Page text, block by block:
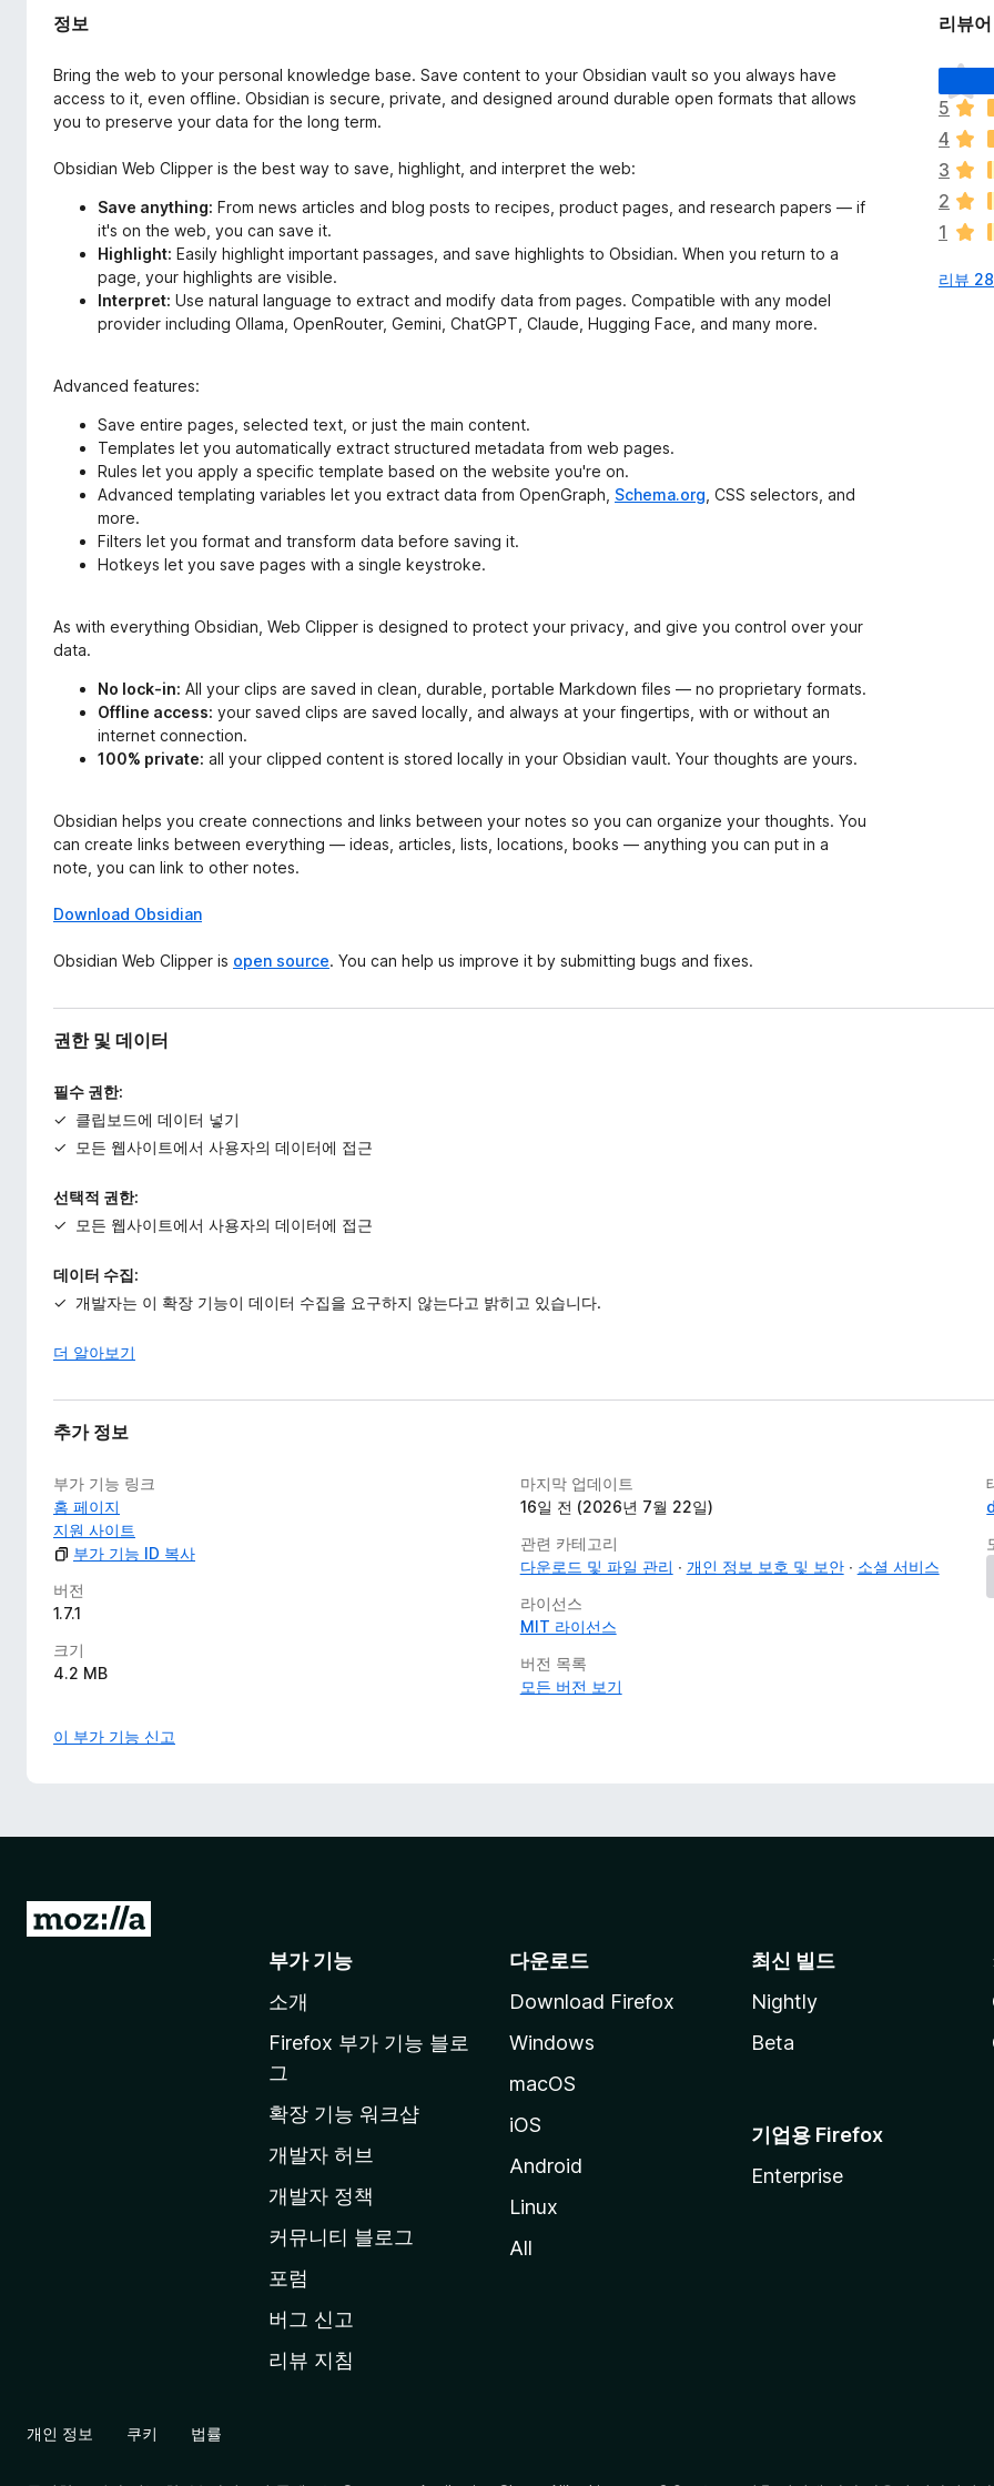
정보
Bring the web to your personal knowledge base. Save content to your Obsidian vault so you always have
access to it, even offline. Obsidian is secure, private, and designed around durable open formats that allows
you to preserve your data for the long term.
Obsidian Web Clipper is the best way to save, highlight, and interpret the web:
Save anything: From news articles and blog posts to recipes, product pages, and research papers — if
it's on the web, you can save it.
Highlight: Easily highlight important passages, and save highlights to Obsidian. When you return to a
page, your highlights are visible.
Interpret: Use natural language to extract and modify data from pages. Compatible with any model
provider including Ollama, OpenRouter, Gemini, ChatGPT, Claude, Hugging Face, and many more.
Advanced features:
Save entire pages, selected text, or just the main content.
Templates let you automatically extract structured metadata from web pages.
Rules let you apply a specific template based on the website you're on.
Advanced templating variables let you extract data from OpenGraph, Schema.org , CSS selectors, and
more.
Filters let you format and transform data before saving it.
Hotkeys let you save pages with a single keystroke.
As with everything Obsidian, Web Clipper is designed to protect your privacy, and give you control over your
data.
No lock-in: All your clips are saved in clean, durable, portable Markdown files — no proprietary formats.
Offline access: your saved clips are saved locally, and always at your fingertips, with or without an
internet connection.
100% private: all your clipped content is stored locally in your Obsidian vault. Your thoughts are yours.
Obsidian helps you create connections and links between your notes so you can organize your thoughts. You
can create links between everything — ideas, articles, lists, locations, books — anything you can put in a
note, you can link to other notes.
Download Obsidian
Obsidian Web Clipper is open source. You can help us improve it by submitting bugs and fixes.
리뷰
아
직
평
점
이
없
습
니
5
4
3
2
1
리뷰
권한 및 데이터
필수 권한:
클립보드에 데이터 넣기
모든 웹사이트에서 사용자의 데이터에 접근
선택적 권한:
모든 웹사이트에서 사용자의 데이터에 접근
데이터 수집:
개발자는 이 확장 기능이 데이터 수집을 요구하지 않는다고 밝히고 있습니다.
더 알아보기
추가 정보
부가 기능 링크
홈 페이지
지원 사이트
부가 기능 ID 복사
버전
1.7.1
크기
4.2 MB
마지막 업데이트
16일 전 (2026년 7월 22일)
관련 카테고리
다운로드 및 파일 관리
개인 정보 보호 및 보안
소셜 서비스
라이선스
MIT 라이선스
버전 목록
모든 버전 보기
이 부가 기능 신고
M
부가 기능
소개
Firefox 부가 기능 블로
그
확장 기능 워크샵
개발자 허브
개발자 정책
커뮤니티 블로그
포럼
버그 신고
리뷰 지침
다운로드
Download Firefox
Windows
macOS
iOS
Android
Linux
All
최신 빌드
Nightly
Beta
기업용 Firefox
Enterprise
개인 정보 쿠키 법률